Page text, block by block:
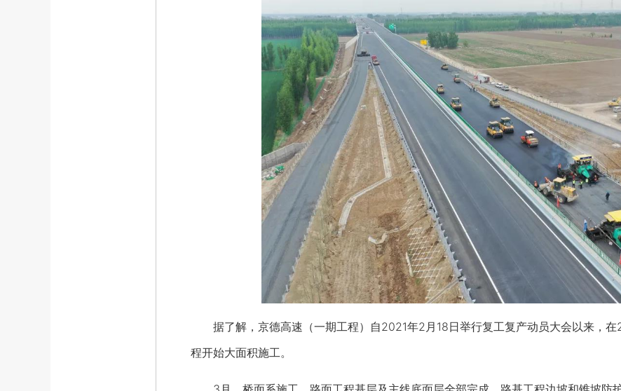
据了解，京德高速（一期工程）自2021年2月18日举行复工复产动员大会以来，在
程开始大面积施工。